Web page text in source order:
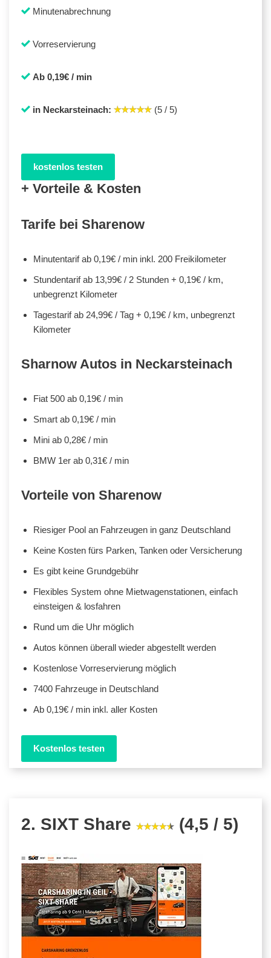
Minutenabrechnung
Vorreservierung
Ab 0,19€ / min
in Neckarsteinach: (5 / 5)
kostenlos testen
+ Vorteile & Kosten
Tarife bei Sharenow
Minutentarif ab 0,19€ / min inkl. 200 Freikilometer
Stundentarif ab 13,99€ / 2 Stunden + 0,19€ / km,
unbegrenzt Kilometer
Tagestarif ab 24,99€ / Tag + 0,19€ / km, unbegrenzt
Kilometer
Sharnow Autos in Neckarsteinach
Fiat 500 ab 0,19€ / min
Smart ab 0,19€ / min
Mini ab 0,28€ / min
BMW 1er ab 0,31€ / min
Vorteile von Sharenow
Riesiger Pool an Fahrzeugen in ganz Deutschland
Keine Kosten fürs Parken, Tanken oder Versicherung
Es gibt keine Grundgebühr
Flexibles System ohne Mietwagenstationen, einfach
einsteigen & losfahren
Rund um die Uhr möglich
Autos können überall wieder abgestellt werden
Kostenlose Vorreservierung möglich
7400 Fahrzeuge in Deutschland
Ab 0,19€ / min inkl. aller Kosten
Kostenlos testen
2. SIXT Share (4,5 / 5)